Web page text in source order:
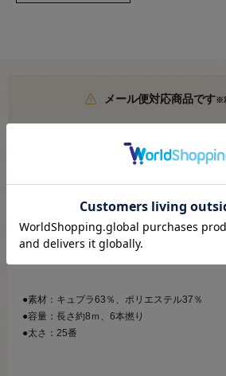
メール便対応商品です※
こちらより必ずご確認く
商品画像はサンプル画像のため、実物と色が異
参照くださいませ。
必ず色番号をご確認の上お買い求めください。
●素材：キュプラ63％、ポリエステル37％
●容量：長さ約8ｍ、6本撚り
●太さ：25番